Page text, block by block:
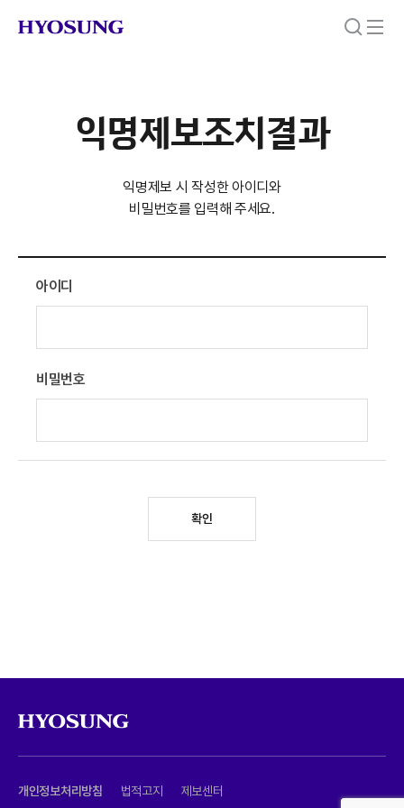
익명제보조치결과
익명제보 시 작성한 아이디와
비밀번호를 입력해 주세요.
아이디
비밀번호
확인
개인정보처리방침 법적고지 제보센터